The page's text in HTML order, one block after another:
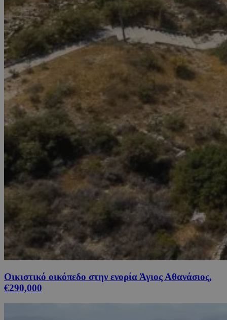
Οικιστικό οικόπεδο στην ενορία Άγιος Αθανάσιος,
€290,000